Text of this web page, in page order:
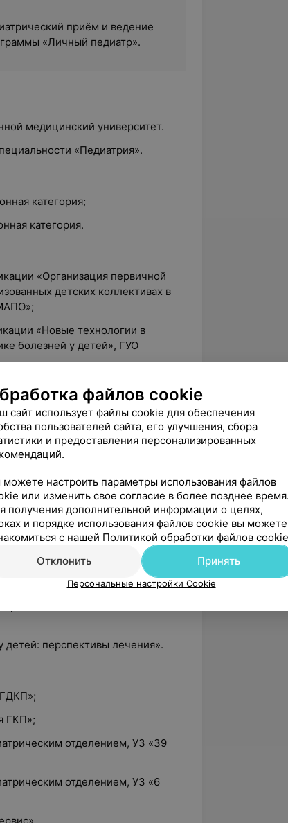
приём и ведение
«Личный педиатр».
медицинский университет.
«Педиатрия».
категория;
категория.
«Организация первичной
детских коллективах в
«Новые технологии в
болезней у детей», ГУО
«Медицинская информатика
«Основы управления
ГУО «БелМАПО»;
«Клиническая
по специальности «Общая
инфекций
пневмококковых
перспективы лечения».
ГКП»;
отделением, УЗ «39
отделением, УЗ «6
файлов cookie
сайт использует файлы cookie для обеспечения
пользователей сайта, его улучшения, сбора
и предоставления персонализированных
настроить параметры использования файлов
или изменить свое согласие в более позднее время.
получения дополнительной информации о целях,
и порядке использования файлов cookie вы можете
с нашей Политикой обработки файлов cookie
Отклонить
Принять
Персональные настройки Cookie